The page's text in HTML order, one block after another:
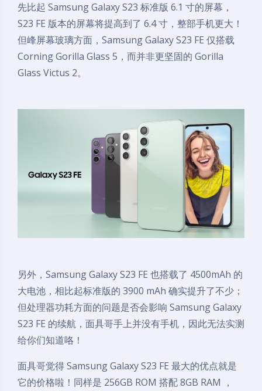
先比起 Samsung Galaxy S23 标准版 6.1 寸的屏幕，
S23 FE 版本的屏幕将提高到了 6.4 寸，整部手机更大！
但峰屏幕玻璃方面，Samsung Galaxy S23 FE 仅搭载
Corning Gorilla Glass 5，而并非更坚固的 Gorilla
Glass Victus 2。
另外，Samsung Galaxy S23 FE 也搭载了 4500mAh 的
大电池，相比起标准版的 3900 mAh 确实提升了不少；
但处理器功耗方面的问题是否会影响 Samsung Galaxy
S23 FE 的续航，面具哥手上并没有手机，因此无法实测
给你们知道咯！
面具哥觉得 Samsung Galaxy S23 FE 最大的优点就是
它的价格啦！同样是 256GB ROM 搭配 8GB RAM ，